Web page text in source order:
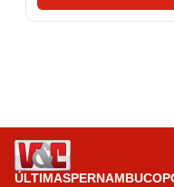
ÚLTIMASPERNAMBUCO